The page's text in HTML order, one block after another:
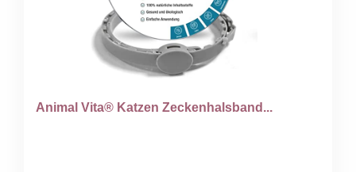
Animal Vita® Katzen Zeckenhalsband...